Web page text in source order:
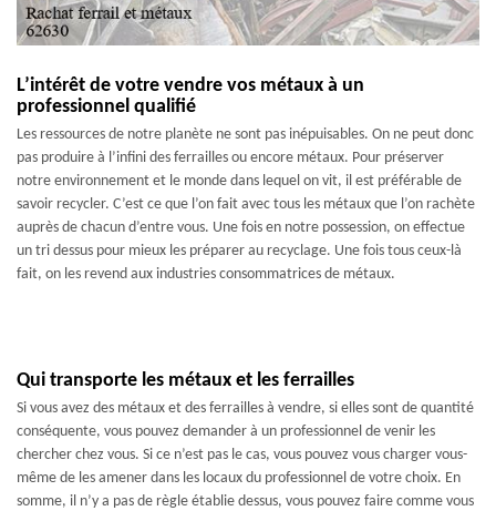
L’intérêt de votre vendre vos métaux à un
professionnel qualifié
Les ressources de notre planète ne sont pas inépuisables. On ne peut donc
pas produire à l’infini des ferrailles ou encore métaux. Pour préserver
notre environnement et le monde dans lequel on vit, il est préférable de
savoir recycler. C’est ce que l’on fait avec tous les métaux que l’on rachète
auprès de chacun d’entre vous. Une fois en notre possession, on effectue
un tri dessus pour mieux les préparer au recyclage. Une fois tous ceux-là
fait, on les revend aux industries consommatrices de métaux.
Qui transporte les métaux et les ferrailles
Si vous avez des métaux et des ferrailles à vendre, si elles sont de quantité
conséquente, vous pouvez demander à un professionnel de venir les
chercher chez vous. Si ce n’est pas le cas, vous pouvez vous charger vous-
même de les amener dans les locaux du professionnel de votre choix. En
somme, il n’y a pas de règle établie dessus, vous pouvez faire comme vous